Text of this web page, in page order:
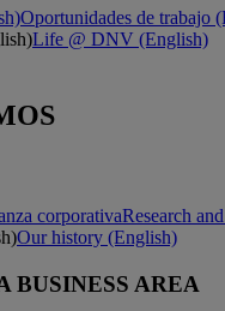
Oportunidades de trabajo
Life @ DNV (English)
corporativaResearch
Our history (English)
BUSINESS AREA